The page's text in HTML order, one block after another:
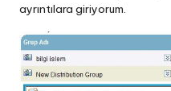
ayrıntılara giriyorum.